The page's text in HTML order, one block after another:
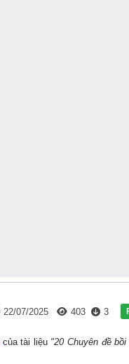
22/07/2025 403 3
của tài liệu "20 Chuyên đề